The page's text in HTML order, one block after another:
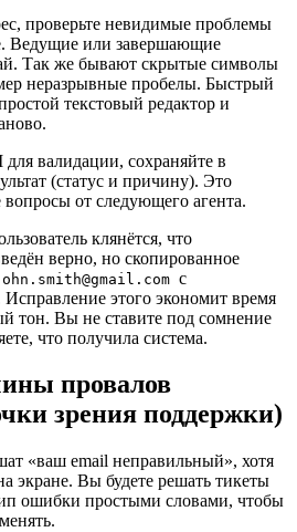
проверьте невидимые проблемы
Ведущие или завершающие
Так же бывают скрытые символы
неразрывные пробелы. Быстрый
текстовый редактор и
валидации, сохраняйте в
(статус и причину). Это
от следующего агента.
клянётся, что
верно, но скопированное
с
этого экономит время
тон. Вы не ставите под сомнение
что получила система.
провалов
зрения поддержки)
«ваш email неправильный», хотя
экране. Вы будете решать тикеты
ошибки простыми словами, чтобы